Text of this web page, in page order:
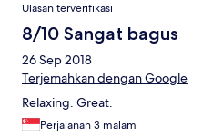
Ulasan terverifikasi
8/10 Sangat bagus
26 Sep 2018
Terjemahkan dengan Google
Relaxing. Great.
Perjalanan 3 malam